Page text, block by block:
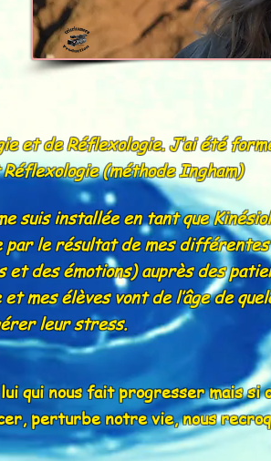
et de Réflexologie. J’ai été
(méthode Ingham)
suis installée en tant que
par le résultat de mes
des émotions) auprès des
mes élèves vont de l’âge de
leur stress.
qui nous fait progresser mais si
perturbe notre vie, nous